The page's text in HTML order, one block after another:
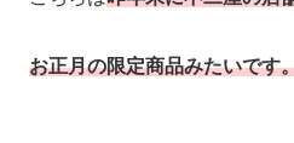
お正月の限定商品みたいです